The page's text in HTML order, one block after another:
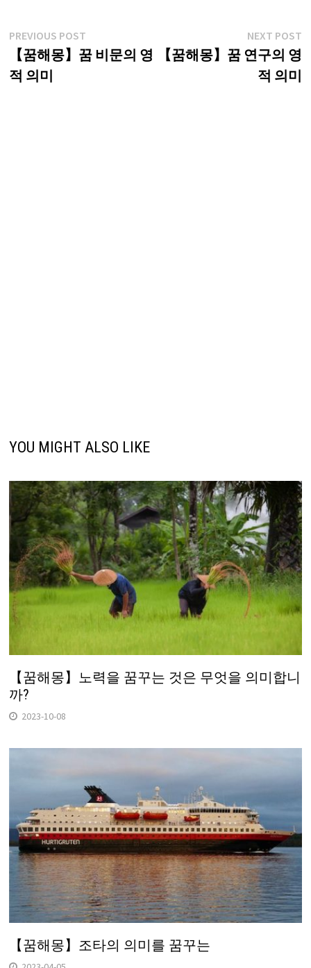
글
탐
색
PREVIOUS POSTPrevious
post:
【꿈해몽】꿈 비문의 영
적 의미
NEXT POST
【꿈해몽】꿈 연구의 영
적 의미
YOU MIGHT ALSO LIKE
【꿈해몽】노력을 꿈꾸는 것은 무엇을 의미합니
까?
2023-10-08
【꿈해몽】조타의 의미를 꿈꾸는